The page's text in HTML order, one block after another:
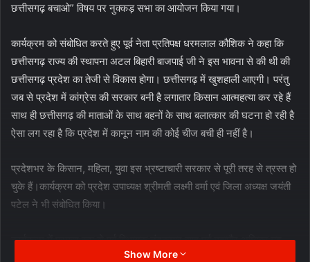
छत्तीसगढ़ बचाओ” विषय पर नुक्कड़ सभा का आयोजन किया गया।
कार्यक्रम को संबोधित करते हुए पूर्व नेता प्रतिपक्ष धरमलाल कौशिक ने कहा कि
छत्तीसगढ़ राज्य की स्थापना अटल बिहारी बाजपाई जी ने इस भावना से की थी की
छत्तीसगढ़ प्रदेश का तेजी से विकास होगा। छत्तीसगढ़ में खुशहाली आएगी। परंतु
जब से प्रदेश में कांग्रेस की सरकार बनी है लगातार किसान आत्महत्या कर रहे हैं
साथ ही छत्तीसगढ़ की माताओं के साथ बहनों के साथ बलात्कार की घटना हो रही है
ऐसा लग रहा है कि प्रदेश में कानून नाम की कोई चीज बची ही नहीं है।
प्रदेशभर के किसान, महिला, युवा इस भ्रष्टाचारी सरकार से पूरी तरह से त्रस्त हो
चुके हैं।कार्यक्रम को प्रदेश उपाध्यक्ष श्रीमती लक्ष्मी वर्मा एवं जिला अध्यक्ष जयंती
पटेल ने भी संबोधित किया।
कार्यक्रम में प्रमुख रूप से पूर्व विधायक नंदकुमार साहू,पूर्व महापौर अम्बिका यदु,
महामंत्री ओंकार बैस, रमेश सिंह ठाकुर,कार्यक्रम प्रभारी श्यामा चक्रवर्ती, खेम
Show More